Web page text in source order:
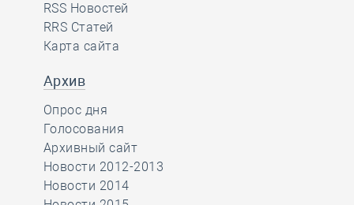
RSS Новостей
RRS Статей
Карта сайта
Архив
Опрос дня
Голосования
Архивный сайт
Новости 2012-2013
Новости 2014